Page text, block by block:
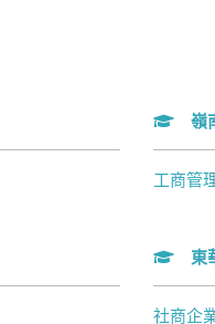
嶺
工商管
東
社商企